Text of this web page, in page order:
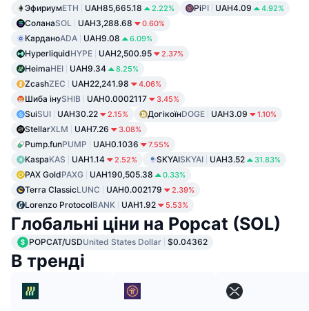
ЭфириумETH UAH85,665.18 2.22% PiPI UAH4.09 4.92%
СоланаSOL UAH3,288.68 0.60%
КарданоADA UAH9.08 6.09%
HyperliquidHYPE UAH2,500.95 2.37%
HeimaHEI UAH9.34 8.25%
ZcashZEC UAH22,241.98 4.06%
Шиба інуSHIB UAH0.0002117 3.45%
SuiSUI UAH30.22 2.15% ДогікоїнDOGE UAH3.09 1.10%
StellarXLM UAH7.26 3.08%
Pump.funPUMP UAH0.1036 7.55%
KaspaKAS UAH1.14 2.52% SKYAISKYAI UAH3.52 31.83%
PAX GoldPAXG UAH190,505.38 0.33%
Terra ClassicLUNC UAH0.002179 2.39%
Lorenzo ProtocolBANK UAH1.92 5.53%
Глобальні ціни на Popcat (SOL)
POPCAT/USDUnited States Dollar $0.04362
В тренді